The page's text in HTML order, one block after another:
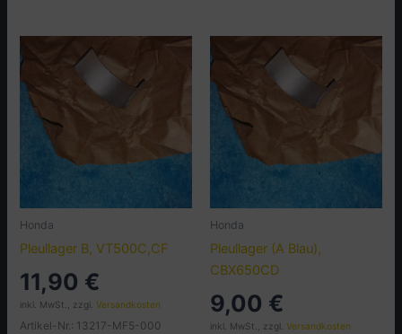
Honda
Pleullager B, VT500C,CF
11,90 €
inkl. MwSt., zzgl.Versandkosten
Artikel-Nr.: 13217-MF5-000
Honda
Pleullager (A Blau),
CBX650CD
9,00 €
inkl. MwSt., zzgl. Versandkosten